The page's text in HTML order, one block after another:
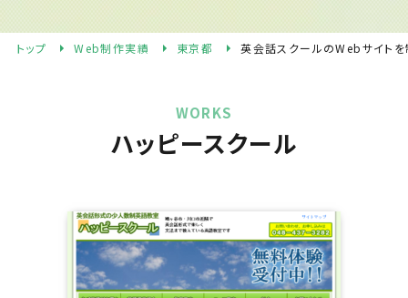
トップ Web制作実績 東京都 英会話スクールのWebサイトを
WORKS
ハッピースクール